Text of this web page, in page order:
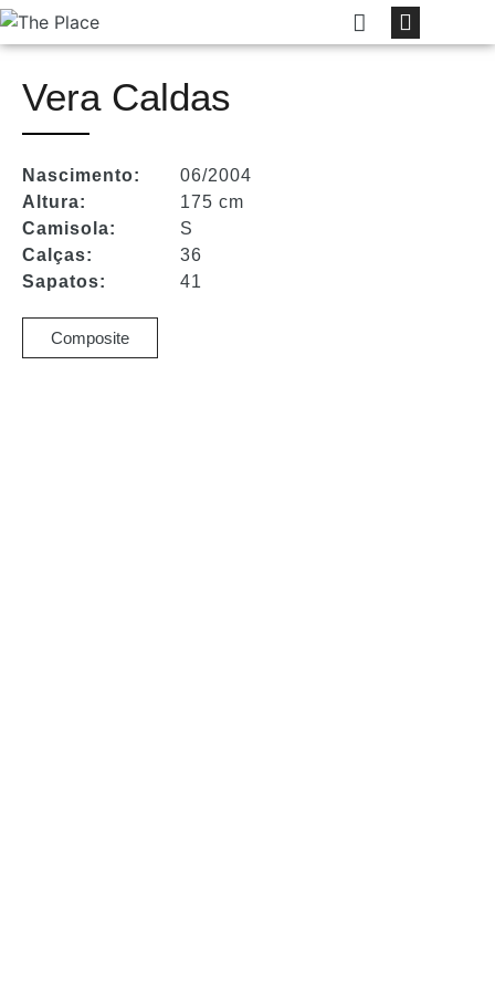
Vera Caldas
Nascimento:
Altura:
Camisola:
Calças:
Sapatos:
06/2004
175 cm
S
36
41
Composite